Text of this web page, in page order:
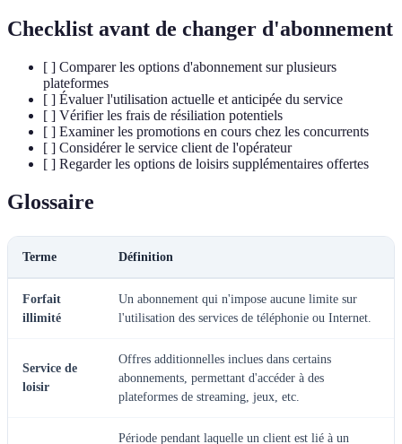
Checklist avant de changer d'abonnement
[ ] Comparer les options d'abonnement sur plusieurs
plateformes
[ ] Évaluer l'utilisation actuelle et anticipée du service
[ ] Vérifier les frais de résiliation potentiels
[ ] Examiner les promotions en cours chez les concurrents
[ ] Considérer le service client de l'opérateur
[ ] Regarder les options de loisirs supplémentaires offertes
Glossaire
Terme Définition
Forfait
illimité
Un abonnement qui n'impose aucune limite sur
l'utilisation des services de téléphonie ou Internet.
Service de
loisir
Offres additionnelles inclues dans certains
abonnements, permettant d'accéder à des
plateformes de streaming, jeux, etc.
Période pendant laquelle un client est lié à un